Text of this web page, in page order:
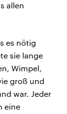
allen
es nötig
sie lange
Wimpel,
groß und
war. Jeder
eine